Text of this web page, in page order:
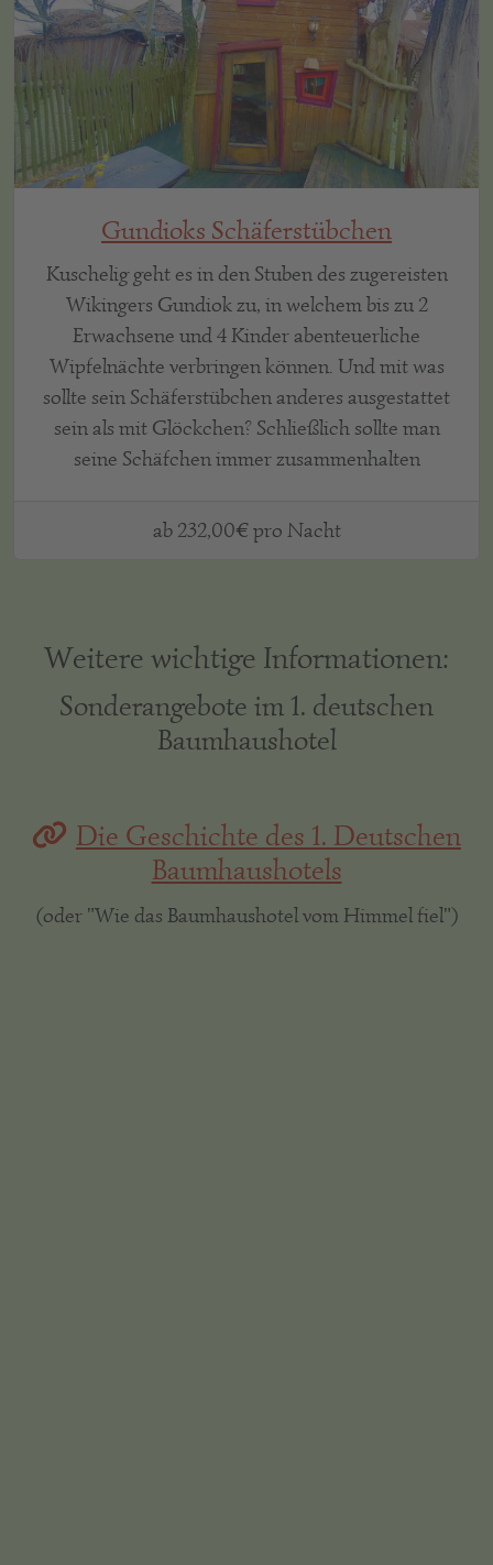
Gundioks Schäferstübchen
Kuschelig geht es in den Stuben des zugereisten
Wikingers Gundiok zu, in welchem bis zu 2
Erwachsene und 4 Kinder abenteuerliche
Wipfelnächte verbringen können. Und mit was
sollte sein Schäferstübchen anderes ausgestattet
sein als mit Glöckchen? Schließlich sollte man
seine Schäfchen immer zusammenhalten
ab 232,00€ pro Nacht
Weitere wichtige Informationen:
Sonderangebote im 1. deutschen
Baumhaushotel
Die Geschichte des 1. Deutschen
Baumhaushotels
(oder "Wie das Baumhaushotel vom Himmel fiel")